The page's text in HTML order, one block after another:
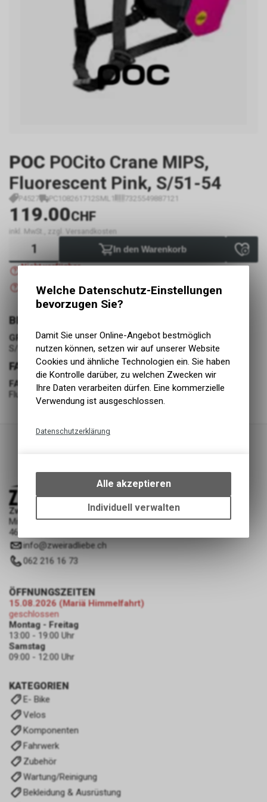
POC POCito Crane MIPS,
Fluorescent Pink, S/51-54
P4527 PC108261712SML1 7325549887121
119.00CHF
inkl. MwSt., zzgl. Versandkosten
In den Warenkorb
Nicht verfügbar
Abholung Zweiradliebe GmbH
BEKLEIDUNG
GRÖSSE
S/51-54
FARBE
FARBE
Fluorescent Pink
Zweiradliebe GmbH
Mittelgäustrasse 53
4616 Kappel SO
info@zweiradliebe.ch
062 216 16 73
KATEGORIEN
E- Bike
Velos
Komponenten
Fahrwerk
Zubehör
Wartung/Reinigung
Bekleidung & Ausrüstung
ÖFFNUNGSZEITEN
15.08.2026 (Mariä Himmelfahrt)
geschlossen
Montag - Freitag
13:00 - 19:00 Uhr
Samstag
09:00 - 12:00 Uhr
Welche Datenschutz-Einstellungen
bevorzugen Sie?
Damit Sie unser Online-Angebot bestmöglich
nutzen können, setzen wir auf unserer Website
Cookies und ähnliche Technologien ein. Sie haben
die Kontrolle darüber, zu welchen Zwecken wir
Ihre Daten verarbeiten dürfen. Eine kommerzielle
Verwendung ist ausgeschlossen.
Datenschutzerklärung
bestimmte Interaktionen und
Einstellungen auf Ihrem Gerät,
um die grundlegenden
Funktionen unseres Online-
des Warenkorbs, zu
zulassen.
Alle akzeptieren
Individuell verwalten